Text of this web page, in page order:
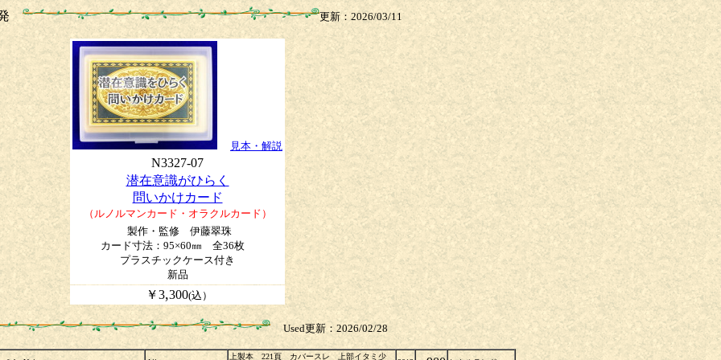
発 更新：2026/03/11
見本・解説
N3327-07
潜在意識がひらく
問いかけカード
（ルノルマンカード・オラクルカード）
製作・監修 伊藤翠珠
カード寸法：95×60㎜ 全36枚
プラスチックケース付き
新品
￥3,300(込）
Used更新：2026/02/28
上製本 221頁 カバースレ 上部イタミ少